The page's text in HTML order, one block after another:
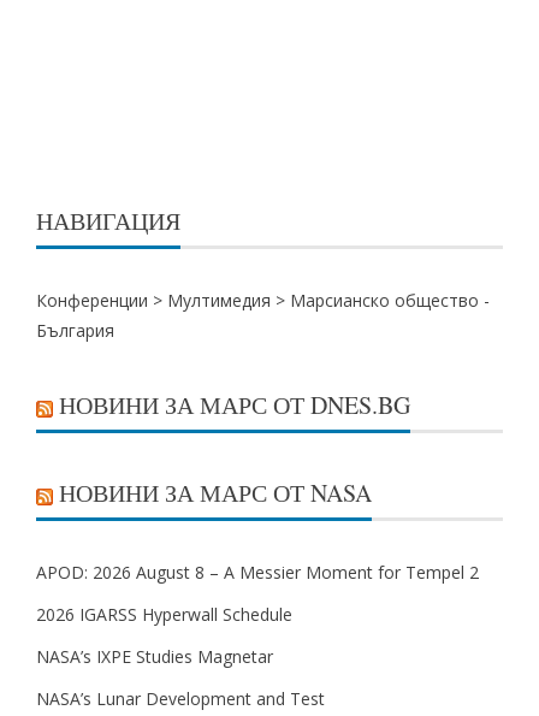
НАВИГАЦИЯ
Конференции > Мултимедия > Марсианско общество -
България
НОВИНИ ЗА МАРС ОТ DNES.BG
НОВИНИ ЗА МАРС ОТ NASA
APOD: 2026 August 8 – A Messier Moment for Tempel 2
2026 IGARSS Hyperwall Schedule
NASA’s IXPE Studies Magnetar
NASA’s Lunar Development and Test